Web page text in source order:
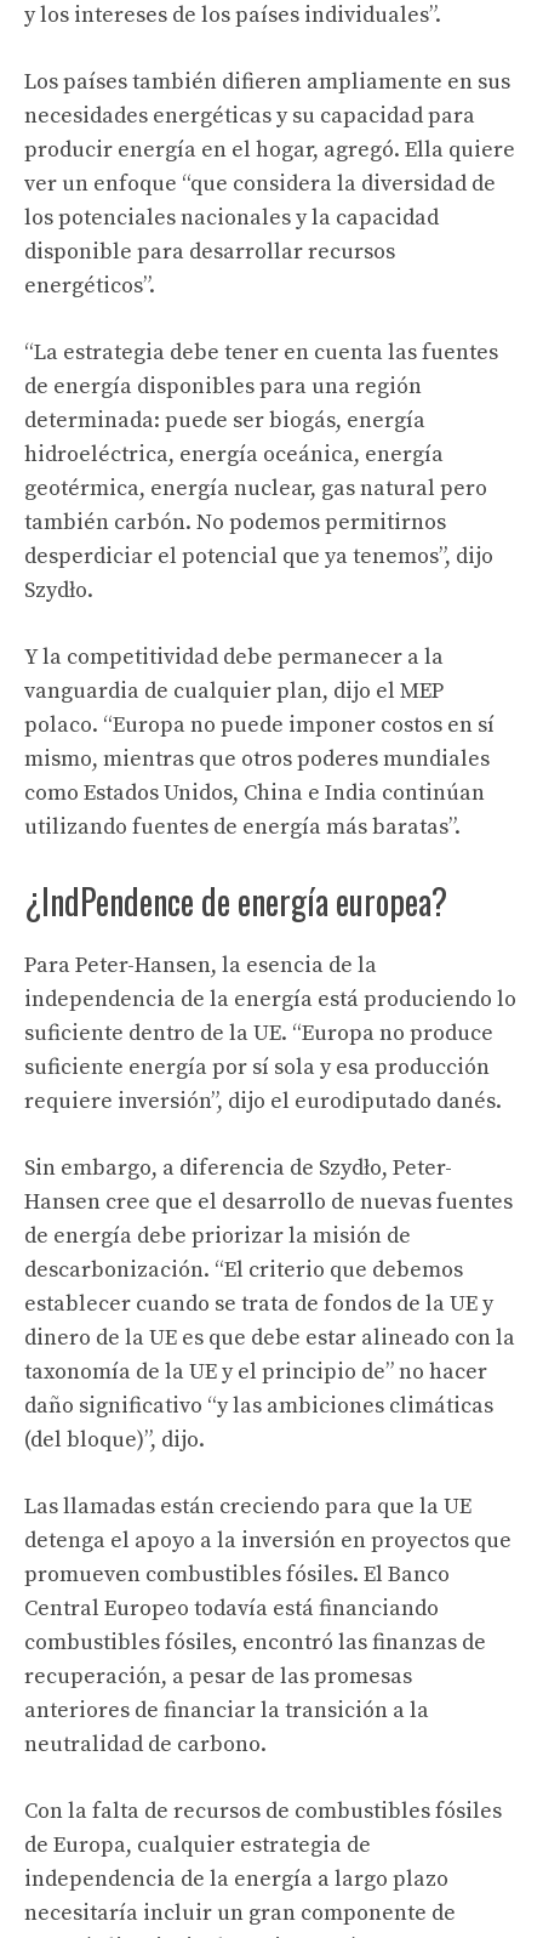
y los intereses de los países individuales”.
Los países también difieren ampliamente en sus
necesidades energéticas y su capacidad para
producir energía en el hogar, agregó. Ella quiere
ver un enfoque “que considera la diversidad de
los potenciales nacionales y la capacidad
disponible para desarrollar recursos
energéticos”.
“La estrategia debe tener en cuenta las fuentes
de energía disponibles para una región
determinada: puede ser biogás, energía
hidroeléctrica, energía oceánica, energía
geotérmica, energía nuclear, gas natural pero
también carbón. No podemos permitirnos
desperdiciar el potencial que ya tenemos”, dijo
Szydło.
Y la competitividad debe permanecer a la
vanguardia de cualquier plan, dijo el MEP
polaco. “Europa no puede imponer costos en sí
mismo, mientras que otros poderes mundiales
como Estados Unidos, China e India continúan
utilizando fuentes de energía más baratas”.
¿IndPendence de energía europea?
Para Peter-Hansen, la esencia de la
independencia de la energía está produciendo lo
suficiente dentro de la UE. “Europa no produce
suficiente energía por sí sola y esa producción
requiere inversión”, dijo el eurodiputado danés.
Sin embargo, a diferencia de Szydło, Peter-
Hansen cree que el desarrollo de nuevas fuentes
de energía debe priorizar la misión de
descarbonización. “El criterio que debemos
establecer cuando se trata de fondos de la UE y
dinero de la UE es que debe estar alineado con la
taxonomía de la UE y el principio de” no hacer
daño significativo “y las ambiciones climáticas
(del bloque)”, dijo.
Las llamadas están creciendo para que la UE
detenga el apoyo a la inversión en proyectos que
promueven combustibles fósiles. El Banco
Central Europeo todavía está financiando
combustibles fósiles, encontró las finanzas de
recuperación, a pesar de las promesas
anteriores de financiar la transición a la
neutralidad de carbono.
Con la falta de recursos de combustibles fósiles
de Europa, cualquier estrategia de
independencia de la energía a largo plazo
necesitaría incluir un gran componente de